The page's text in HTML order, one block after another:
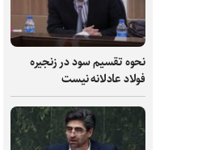
نحوه تقسیم سود در زنجیره
فولاد عادلانه نیست